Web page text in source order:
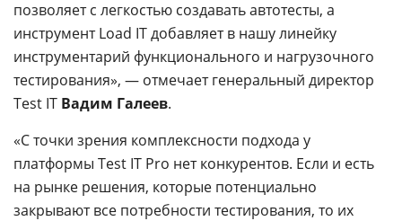
позволяет с легкостью создавать автотесты, а
инструмент Load IT добавляет в нашу линейку
инструментарий функционального и нагрузочного
тестирования», — отмечает генеральный директор
Test IT Вадим Галеев.
«С точки зрения комплексности подхода у
платформы Test IT Pro нет конкурентов. Если и есть
на рынке решения, которые потенциально
закрывают все потребности тестирования, то их